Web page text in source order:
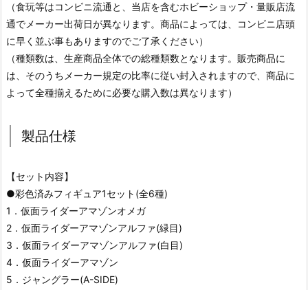
（食玩等はコンビニ流通と、当店を含むホビーショップ・量販店流
通でメーカー出荷日が異なります。商品によっては、コンビニ店頭
に早く並ぶ事もありますのでご了承ください）
（種類数は、生産商品全体での総種類数となります。販売商品に
は、そのうちメーカー規定の比率に従い封入されますので、商品に
よって全種揃えるために必要な購入数は異なります）
製品仕様
【セット内容】
●彩色済みフィギュア1セット(全6種)
1．仮面ライダーアマゾンオメガ
2．仮面ライダーアマゾンアルファ(緑目)
3．仮面ライダーアマゾンアルファ(白目)
4．仮面ライダーアマゾン
5．ジャングラー(A-SIDE)